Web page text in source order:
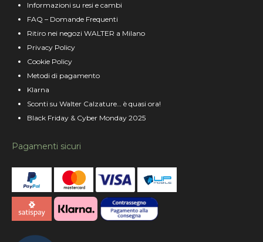
Informazioni su resi e cambi
FAQ – Domande Frequenti
Ritiro nei negozi WALTER a Milano
Privacy Policy
Cookie Policy
Metodi di pagamento
Klarna
Sconti su Walter Calzature… è quasi ora!
Black Friday & Cyber Monday 2025
Pagamenti sicuri